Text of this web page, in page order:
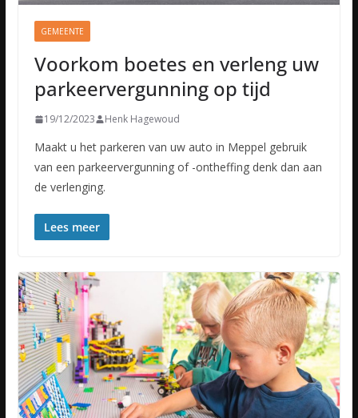
GEMEENTE
Voorkom boetes en verleng uw
parkeervergunning op tijd
19/12/2023 Henk Hagewoud
Maakt u het parkeren van uw auto in Meppel gebruik
van een parkeervergunning of -ontheffing denk dan aan
de verlenging.
Lees meer